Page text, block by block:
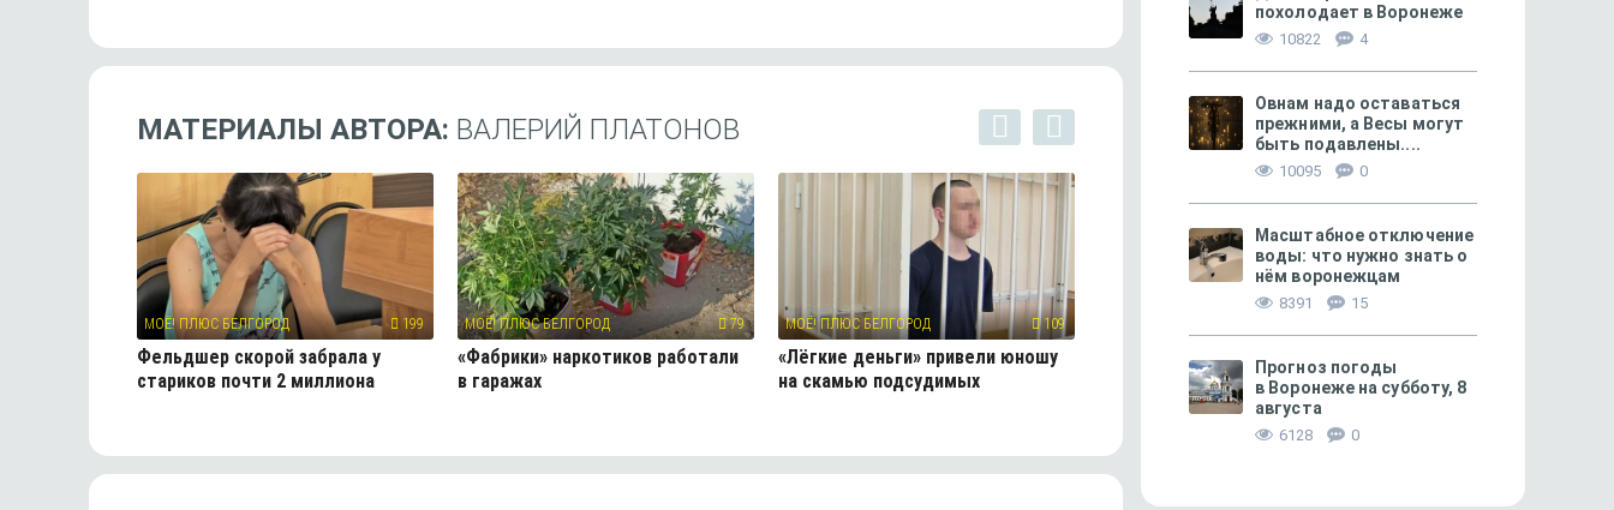
МАТЕРИАЛЫ АВТОРА: ВАЛЕРИЙ ПЛАТОНОВ
МОЁ! ПЛЮС БЕЛГОРОД 199
Фельдшер скорой забрала у
стариков почти 2 миллиона
МОЁ! ПЛЮС БЕЛГОРОД 79
«Фабрики» наркотиков работали
в гаражах
МОЁ! ПЛЮС БЕЛГОРОД 109
«Лёгкие деньги» привели юношу
на скамью подсудимых
«Прошу прощения у суда, господа
Бога и государства…»
под предлогом
пенсии
похолодает в Воронеже
10822 4
Овнам надо оставаться
прежними, а Весы могут
быть подавлены....
10095 0
Масштабное отключение
воды: что нужно знать о
нём воронежцам
8391 15
Прогноз погоды
в Воронеже на субботу, 8
августа
6128 0